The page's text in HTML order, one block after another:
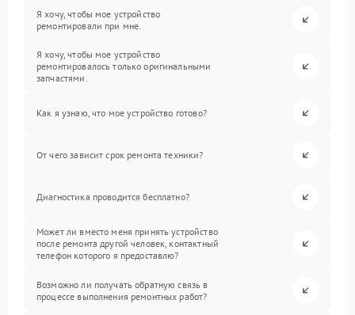
Я хочу, чтобы мое устройство
ремонтировали при мне.
Я хочу, чтобы мое устройство
ремонтировалось только оригинальными
запчастями.
Как я узнаю, что мое устройство готово?
От чего зависит срок ремонта техники?
Диагностика проводится бесплатно?
Может ли вместо меня принять устройство
после ремонта другой человек, контактный
телефон которого я предоставлю?
Возможно ли получать обратную связь в
процессе выполнения ремонтных работ?